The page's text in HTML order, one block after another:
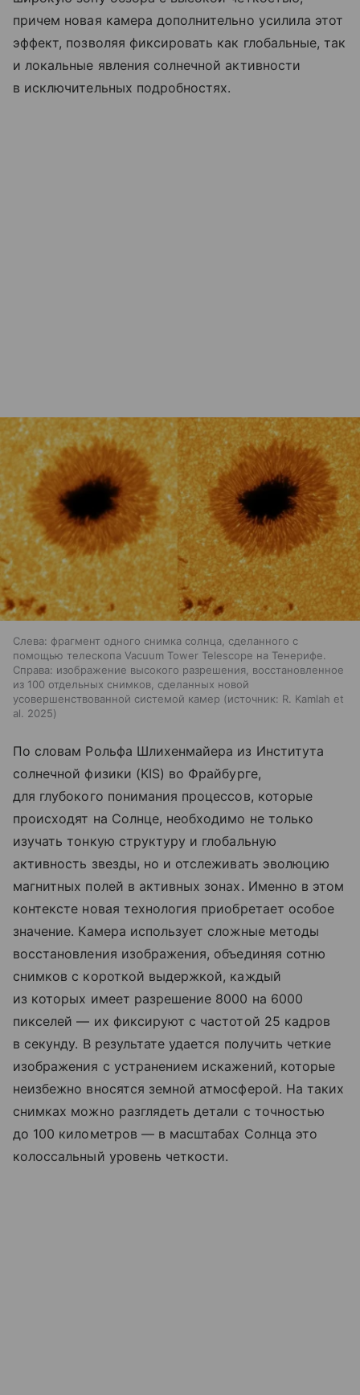
причем новая камера дополнительно усилила этот
эффект, позволяя фиксировать как глобальные, так
и локальные явления солнечной активности
в исключительных подробностях.
Слева: фрагмент одного снимка солнца, сделанного с
помощью телескопа Vacuum Tower Telescope на Тенерифе.
Справа: изображение высокого разрешения, восстановленное
из 100 отдельных снимков, сделанных новой
усовершенствованной системой камер
источник: R. Kamlah et
al. 2025
По словам Рольфа Шлихенмайера из Института
солнечной физики (KIS) во Фрайбурге,
для глубокого понимания процессов, которые
происходят на Солнце, необходимо не только
изучать тонкую структуру и глобальную
активность звезды, но и отслеживать эволюцию
магнитных полей в активных зонах. Именно в этом
контексте новая технология приобретает особое
значение. Камера использует сложные методы
восстановления изображения, объединяя сотню
снимков с короткой выдержкой, каждый
из которых имеет разрешение 8000 на 6000
пикселей — их фиксируют с частотой 25 кадров
в секунду. В результате удается получить четкие
изображения с устранением искажений, которые
неизбежно вносятся земной атмосферой. На таких
снимках можно разглядеть детали с точностью
до 100 километров — в масштабах Солнца это
колоссальный уровень четкости.